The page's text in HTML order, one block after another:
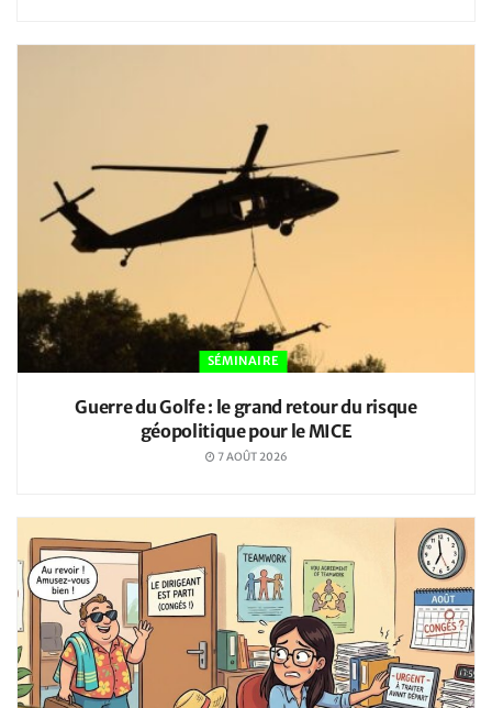
SÉMINAIRE
Guerre du Golfe : le grand retour du risque
géopolitique pour le MICE
7 AOÛT 2026